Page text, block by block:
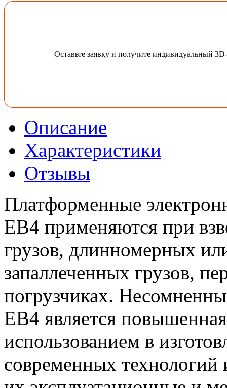
Оставьте заявку и получите индивидуальный
Описание
Характеристики
Отзывы
Платформенные
ЕВ4 применяются при
грузов, длинномерных
запаллеченных грузов,
погрузчиках.
ЕВ4 является
использованием в
современных технологий